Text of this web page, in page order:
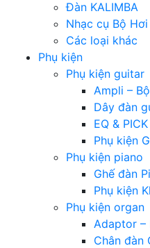
Đàn KALIMBA
Nhạc cụ Bộ Hơi
Các loại khác
Phụ kiện
Phụ kiện guitar
Ampli –
Dây đàn
EQ &
Phụ kiện
Phụ kiện piano
Ghế đàn
Phụ kiện
Phụ kiện organ
Adaptor –
Chân đàn